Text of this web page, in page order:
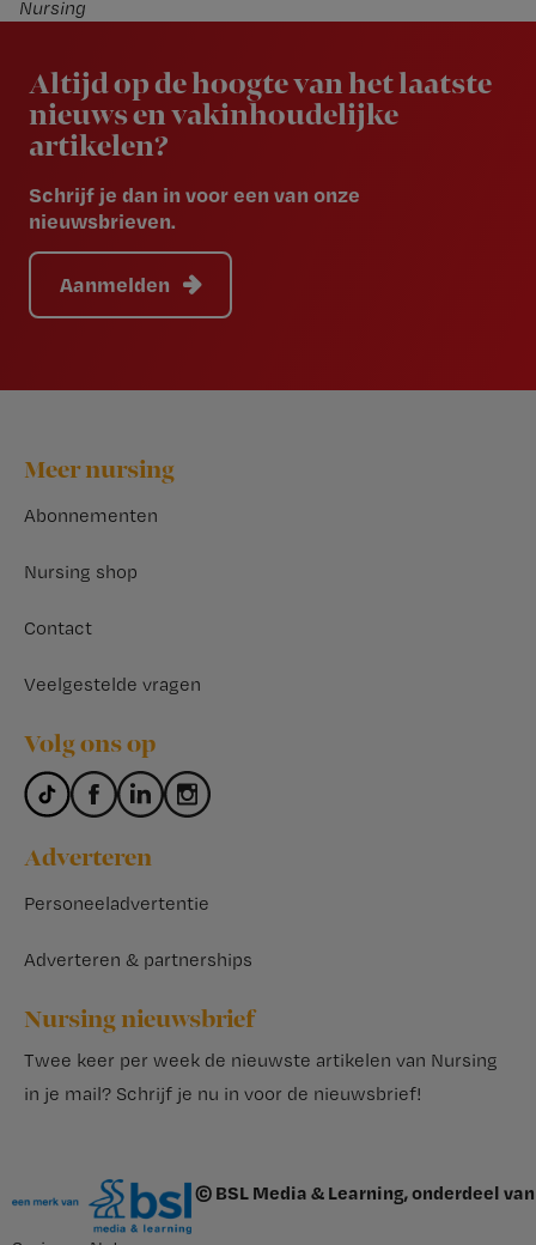
Nursing
Altijd op de hoogte van het laatste
nieuws en vakinhoudelijke
artikelen?
Schrijf je dan in voor een van onze
nieuwsbrieven.
Aanmelden
Footer
Meer nursing
Abonnementen
Nursing shop
Contact
Veelgestelde vragen
Volg ons op
Adverteren
Personeeladvertentie
Adverteren & partnerships
Nursing nieuwsbrief
Twee keer per week de nieuwste artikelen van Nursing
in je mail? Schrijf je nu in voor de nieuwsbrief!
© BSL Media & Learning, onderdeel van